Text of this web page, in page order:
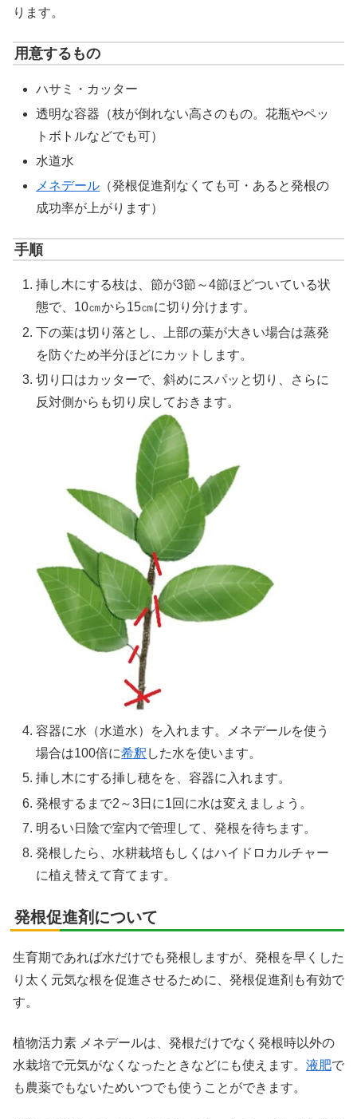
ります。
用意するもの
ハサミ・カッター
透明な容器（枝が倒れない高さのもの。花瓶やペッ
トボトルなどでも可）
水道水
メネデール （発根促進剤なくても可・あると発根の
成功率が上がります）
手順
挿し木にする枝は、節が3節～4節ほどついている状
態で、10㎝から15㎝に切り分けます。
下の葉は切り落とし、上部の葉が大きい場合は蒸発
を防ぐため半分ほどにカットします。
切り口はカッターで、斜めにスパッと切り、さらに
反対側からも切り戻しておきます。
容器に水（水道水）を入れます。メネデールを使う
場合は100倍に希釈 した水を使います。
挿し木にする挿し穂をを、容器に入れます。
発根するまで2～3日に1回に水は変えましょう。
明るい日陰で室内で管理して、発根を待ちます。
発根したら、水耕栽培もしくはハイドロカルチャー
に植え替えて育てます。
発根促進剤について
生育期であれば水だけでも発根しますが、発根を早くした
り太く元気な根を促進させるために、発根促進剤も有効で
す。
植物活力素 メネデールは、発根だけでなく発根時以外の
水栽培で元気がなくなったときなどにも使えます。 液肥で
も農薬でもないためいつでも使うことができます。